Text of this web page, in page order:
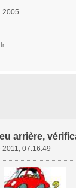
2005
arrière,
07:16:49